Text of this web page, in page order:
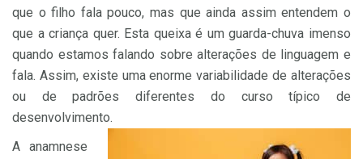
que o filho fala pouco, mas que ainda assim entendem o
que a criança quer. Esta queixa é um guarda-chuva imenso
quando estamos falando sobre alterações de linguagem e
fala. Assim, existe uma enorme variabilidade de alterações
ou de padrões diferentes do curso típico de
desenvolvimento.
A anamnese